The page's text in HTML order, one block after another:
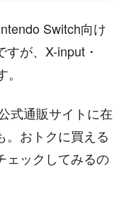
Switch向け
が、X-input・
式通販サイトに在
。おトクに買える
ェックしてみるの